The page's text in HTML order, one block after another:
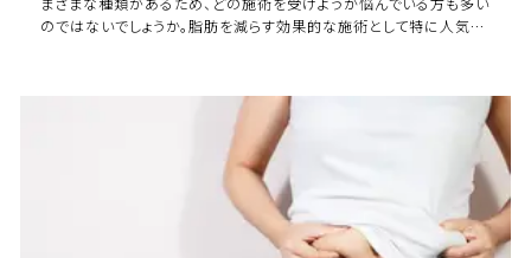
のではないでしょうか。脂肪を減らす効果的な施術として特に人気が